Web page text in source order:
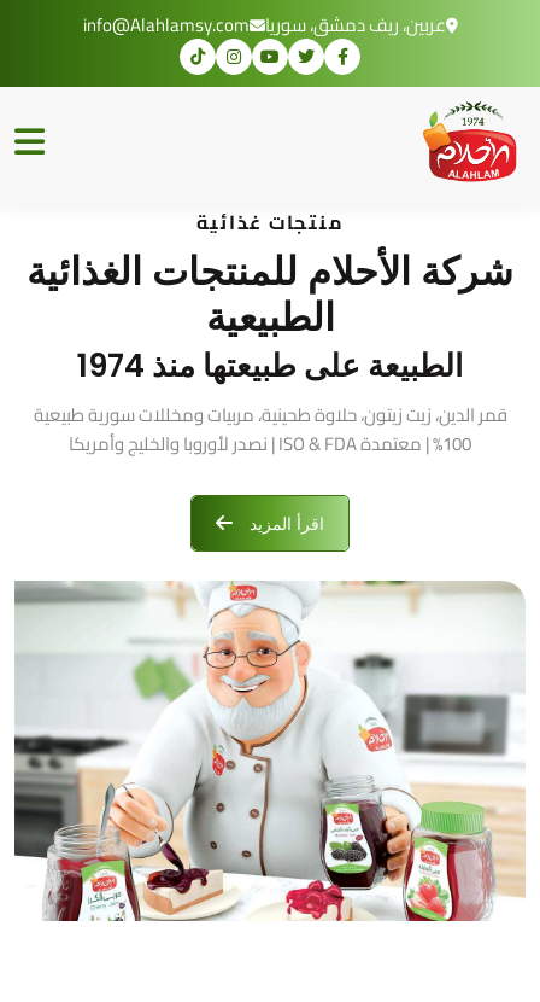
عربين، ريف دمشق، سوريا info@Alahlamsy.com
منتجات غذائية
شركة الأحلام للمنتجات الغذائية
الطبيعية
الطبيعة على طبيعتها منذ 1974
قمر الدين، زيت زيتون، حلاوة طحينية، مربيات ومخللات سورية طبيعية
100% | معتمدة ISO & FDA | نصدر لأوروبا والخليج وأمريكا
اقرأ المزيد